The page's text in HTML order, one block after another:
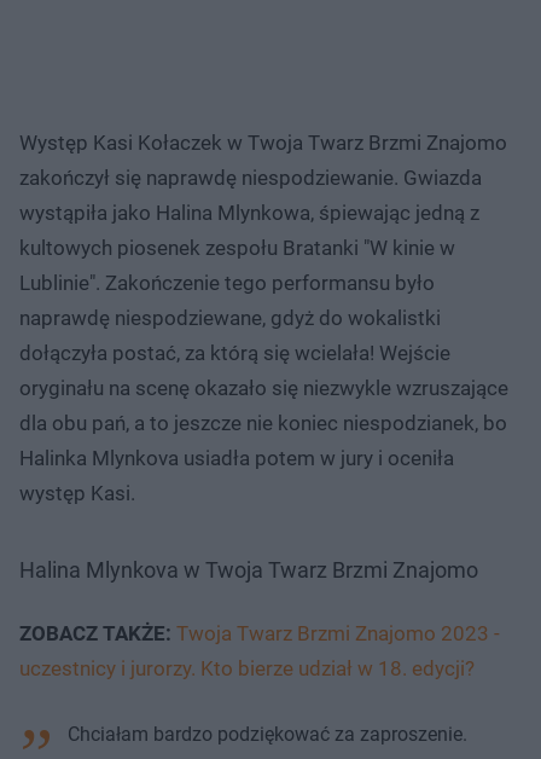
Występ Kasi Kołaczek w Twoja Twarz Brzmi Znajomo
zakończył się naprawdę niespodziewanie. Gwiazda
wystąpiła jako Halina Mlynkowa, śpiewając jedną z
kultowych piosenek zespołu Bratanki "W kinie w
Lublinie". Zakończenie tego performansu było
naprawdę niespodziewane, gdyż do wokalistki
dołączyła postać, za którą się wcielała! Wejście
oryginału na scenę okazało się niezwykle wzruszające
dla obu pań, a to jeszcze nie koniec niespodzianek, bo
Halinka Mlynkova usiadła potem w jury i oceniła
występ Kasi.
Halina Mlynkova w Twoja Twarz Brzmi Znajomo
ZOBACZ TAKŻE: Twoja Twarz Brzmi Znajomo 2023 -
uczestnicy i jurorzy. Kto bierze udział w 18. edycji?
Chciałam bardzo podziękować za zaproszenie.